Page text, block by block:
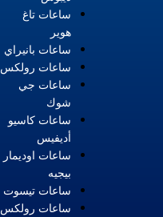
ساعات تاغ
هوير
ساعات بانيراي
ساعات رولكس
ساعات جي
شوك
ساعات كاسيو
أديفيس
ساعات اوديمار
بيجيه
ساعات تيسوت
ساعات رولكس